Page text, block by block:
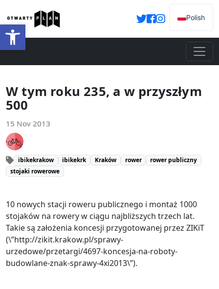
Open toolbar
Polish
W tym roku 235, a w przyszłym
500
15 Nov 2013
ibikekrakow ibikekrk Kraków rower
rower publiczny
stojaki rowerowe
10 nowych stacji roweru publicznego i montaż 1000
stojaków na rowery w ciągu najbliższych trzech lat.
Takie są założenia koncesji przygotowanej przez ZIKiT
(\”http://zikit.krakow.pl/sprawy-
urzedowe/przetargi/4697-koncesja-na-roboty-
budowlane-znak-sprawy-4xi2013\”).